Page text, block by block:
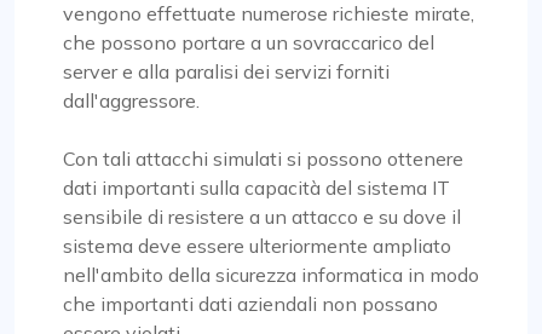
vengono effettuate numerose richieste mirate,
che possono portare a un sovraccarico del
server e alla paralisi dei servizi forniti
dall'aggressore.
Con tali attacchi simulati si possono ottenere
dati importanti sulla capacità del sistema IT
sensibile di resistere a un attacco e su dove il
sistema deve essere ulteriormente ampliato
nell'ambito della sicurezza informatica in modo
che importanti dati aziendali non possano